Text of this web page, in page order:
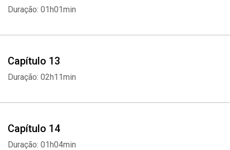
Duração: 01h01min
Capítulo 13
Duração: 02h11min
Capítulo 14
Duração: 01h04min